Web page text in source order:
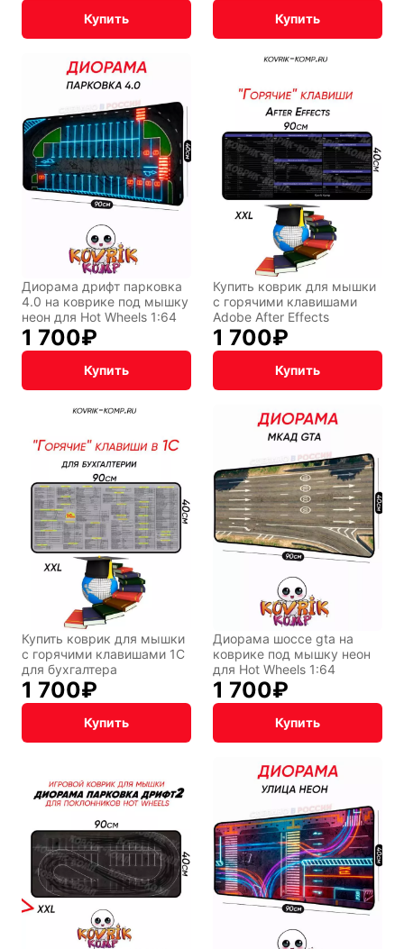
Купить Купить
Диорама дрифт парковка
4.0 на коврике под мышку
неон для Hot Wheels 1:64
1 700₽
Купить
Купить коврик для мышки
с горячими клавишами
Adobe After Effects
1 700₽
Купить
Купить коврик для мышки
с горячими клавишами 1С
для бухгалтера
1 700₽
Купить
Диорама шоссе gta на
коврике под мышку неон
для Hot Wheels 1:64
1 700₽
Купить